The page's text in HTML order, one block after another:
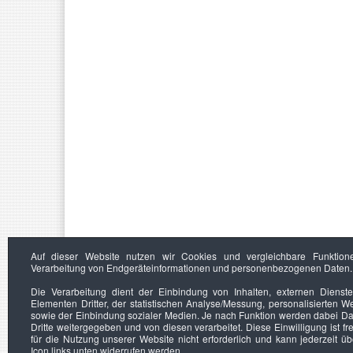
Auf dieser Website nutzen wir Cookies und vergleichbare
Verarbeitung von Endgeräteinformationen und personenbezogenen Daten.
Die Verarbeitung dient der Einbindung von Inhalten, externen
Elementen Dritter, der statistischen Analyse/Messung, personalisierten
sowie der Einbindung sozialer Medien. Je nach Funktion werden dabei
Dritte weitergegeben und von diesen verarbeitet. Diese Einwilligung ist
für die Nutzung unserer Website nicht erforderlich und kann jederzeit
Icon links unten widerrufen werden.